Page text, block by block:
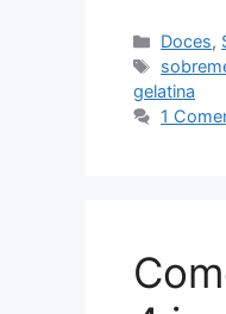
Doces,
Tags
gelatina
1